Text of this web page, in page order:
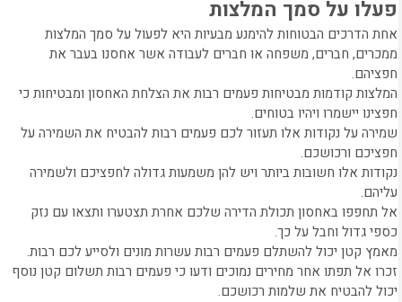
פעלו על סמך המלצות
אחת הדרכים הבטוחות להימנע מבעיות היא לפעול על סמך המלצות
ממכרים, חברים, משפחה או חברים לעבודה אשר אחסנו בעבר את
חפציהם.
המלצות קודמות מבטיחות פעמים רבות את הצלחת האחסון ומבטיחות כי
חפצינו יישמרו ויהיו בטוחים.
שמירה על נקודות אלו תעזור לכם פעמים רבות להבטיח את השמירה על
חפציכם ורכושכם.
נקודות אלו חשובות ביותר ויש להן משמעות גדולה לחפציכם ולשמירה
עליהם.
אל תחפפו באחסון תכולת הדירה שלכם אחרת תצטערו ותצאו עם נזק
כספי גדול וחבל על כך.
מאמץ קטן יכול להשתלם פעמים רבות עשרות מונים ולסייע לכם רבות.
זכרו אל תפתו אחר מחירים נמוכים ודעו כי פעמים רבות תשלום קטן נוסף
יכול להבטיח את שלמות רכושכם.